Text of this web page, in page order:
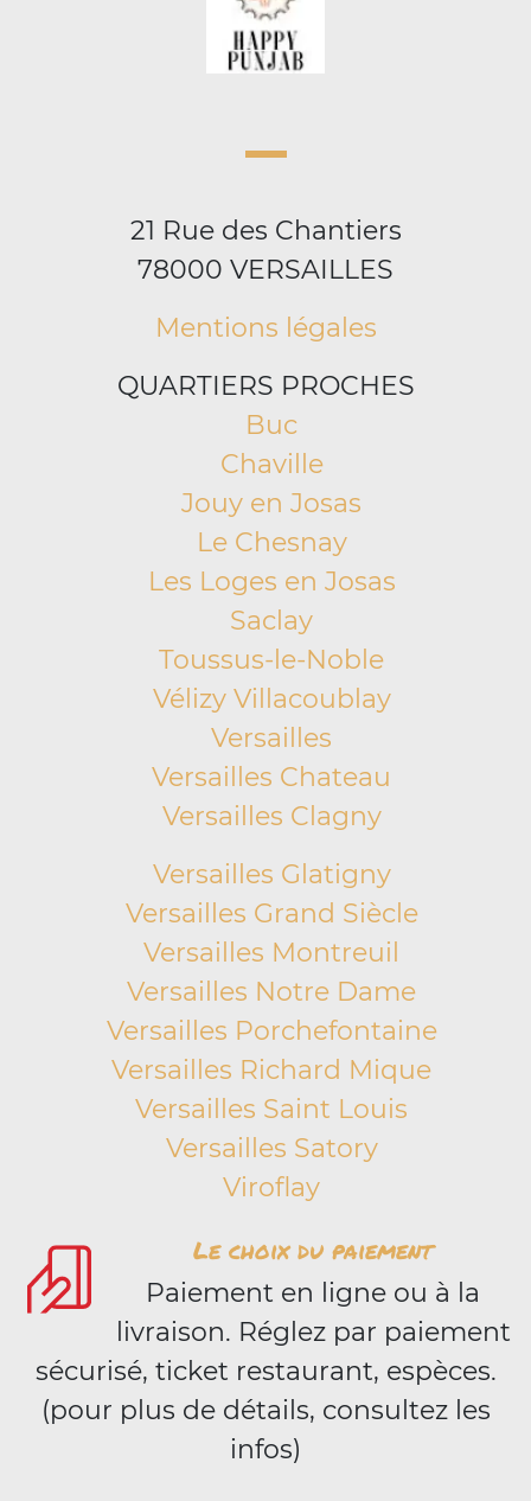
21 Rue des Chantiers
78000 VERSAILLES
Mentions légales
QUARTIERS PROCHES
Buc
Chaville
Jouy en Josas
Le Chesnay
Les Loges en Josas
Saclay
Toussus-le-Noble
Vélizy Villacoublay
Versailles
Versailles Chateau
Versailles Clagny
Versailles Glatigny
Versailles Grand Siècle
Versailles Montreuil
Versailles Notre Dame
Versailles Porchefontaine
Versailles Richard Mique
Versailles Saint Louis
Versailles Satory
Viroflay
Le choix du paiement
Paiement en ligne ou à la
livraison. Réglez par paiement
sécurisé, ticket restaurant, espèces.
(pour plus de détails, consultez les
infos)